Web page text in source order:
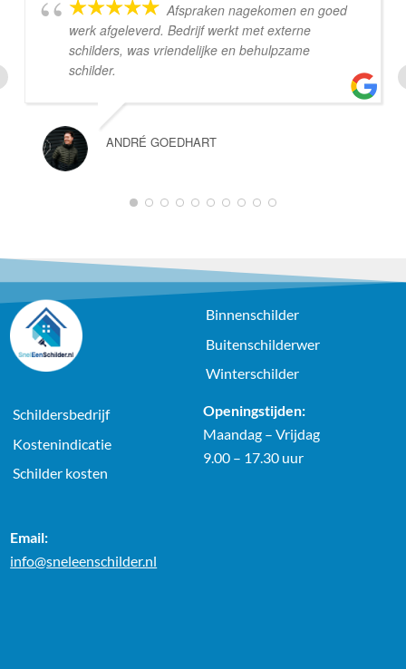
Afspraken nagekomen en goed
werk afgeleverd. Bedrijf werkt met externe
schilders, was vriendelijke en behulpzame
schilder.
ANDRÉ GOEDHART
Binnenschilder
Buitenschilderwer
Winterschilder
Schildersbedrijf
Kostenindicatie
Schilder kosten
Openingstijden:
Maandag – Vrijdag
9.00 – 17.30 uur
Email:
info@sneleenschilder.nl